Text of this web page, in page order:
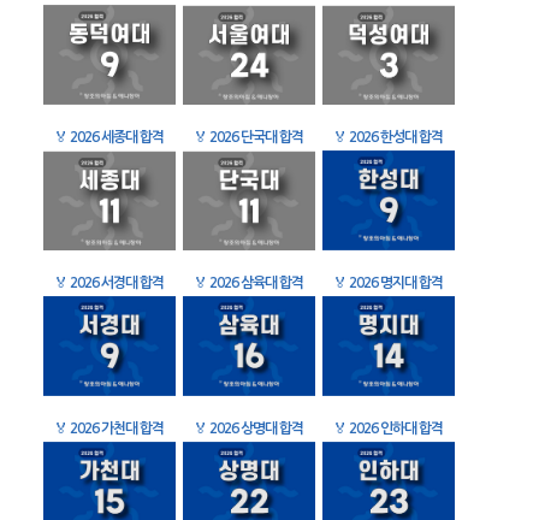
🏅 2026 세종대 합격 🏅 2026 단국대 합격 🏅 2026 한성대 합격
🏅 2026 서경대 합격 🏅 2026 삼육대 합격 🏅 2026 명지대 합격
🏅 2026 가천대 합격 🏅 2026 상명대 합격 🏅 2026 인하대 합격